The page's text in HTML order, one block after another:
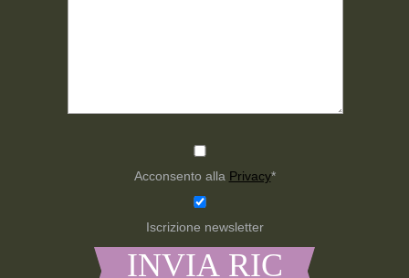
Acconsento alla Privacy*
Iscrizione newsletter